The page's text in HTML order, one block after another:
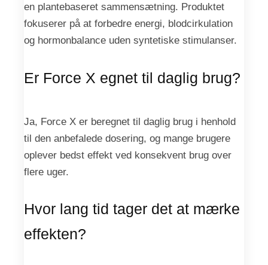
en plantebaseret sammensætning. Produktet
fokuserer på at forbedre energi, blodcirkulation
og hormonbalance uden syntetiske stimulanser.
Er Force X egnet til daglig brug?
Ja, Force X er beregnet til daglig brug i henhold
til den anbefalede dosering, og mange brugere
oplever bedst effekt ved konsekvent brug over
flere uger.
Hvor lang tid tager det at mærke
effekten?